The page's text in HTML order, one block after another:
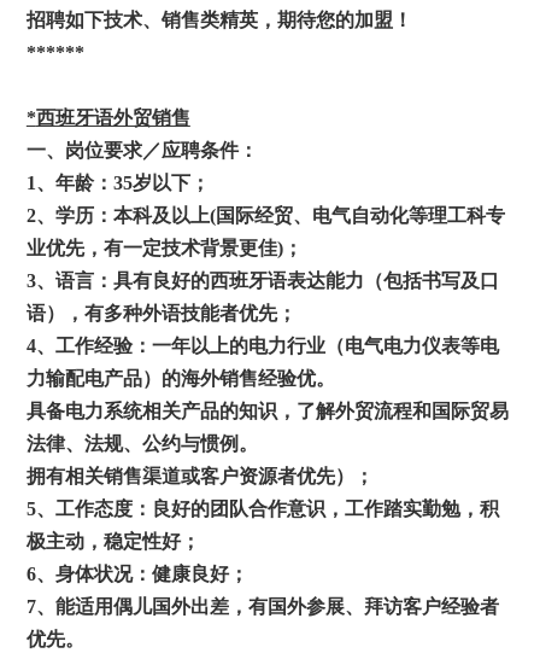
招聘如下技术、销售类精英，期待您的加盟！
******
*西班牙语外贸销售
一、岗位要求／应聘条件：
1、年龄： 35岁以下；
2、学历： 本科及以上(国际经贸、电气自动化等理工科专
业优先，有一定技术背景更佳)；
3、语言：具有良好的西班牙语表达能力（包括书写及口
语），有多种外语技能者优先；
4、工作经验：一年以上的电力行业（电气电力仪表等电
力输配电产品）的海外销售经验优。
具备电力系统相关产品的知识，了解外贸流程和国际贸易
法律、法规、公约与惯例。
拥有相关销售渠道或客户资源者优先）；
5、工作态度：良好的团队合作意识，工作踏实勤勉，积
极主动，稳定性好；
6、身体状况：健康良好；
7、能适用偶儿国外出差，有国外参展、拜访客户经验者
优先。